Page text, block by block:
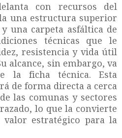
con recursos del
una estructura superior
una carpeta asfáltica de
técnicas que le
resistencia y vida útil
alcance, sin embargo, va
la ficha técnica. Esta
de forma directa a cerca
las comunas y sectores
lo que la convierte
estratégico para la